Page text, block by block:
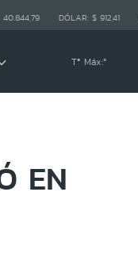
40.844,79 DÓLAR: $ 912,41
Tª Máx:º
EN